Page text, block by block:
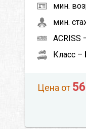
мин.
мин.
ACRISS
Класс –
Цена от 56